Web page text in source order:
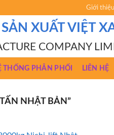
Giới thiệu
XUẤT VIỆT
COMPANY
THỐNG PHÂN PHỐI LIÊN HỆ
NHẬT BẢN”